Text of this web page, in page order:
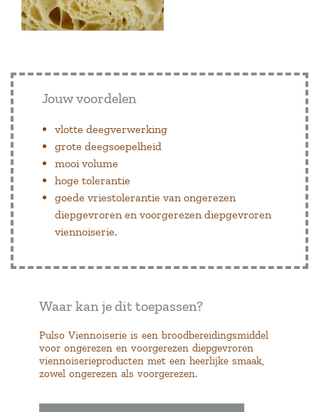
Jouw voordelen
vlotte deegverwerking
grote deegsoepelheid
mooi volume
hoge tolerantie
goede vriestolerantie van ongerezen
diepgevroren en voorgerezen diepgevroren
viennoiserie.
Waar kan je dit toepassen?
Pulso Viennoiserie is een broodbereidingsmiddel
voor ongerezen en voorgerezen diepgevroren
viennoiserieproducten met een heerlijke smaak,
zowel ongerezen als voorgerezen.